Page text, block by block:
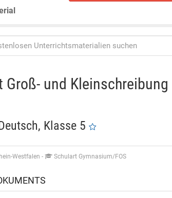
Groß- und
Klasse 5
Westfalen - Schulart Gymnasium/FOS